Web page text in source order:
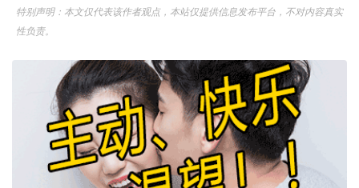
特别声明：本文仅代表该作者观点，本站仅提供信息发布平台，不对内容真实
性负责。